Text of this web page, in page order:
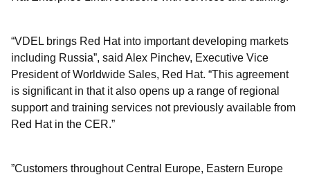
“VDEL brings Red Hat into important developing markets
including Russia”, said Alex Pinchev, Executive Vice
President of Worldwide Sales, Red Hat. “This agreement
is significant in that it also opens up a range of regional
support and training services not previously available from
Red Hat in the CER.”
”Customers throughout Central Europe, Eastern Europe